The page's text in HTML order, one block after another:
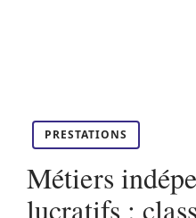
PRESTATIONS
Métiers
lucratifs :